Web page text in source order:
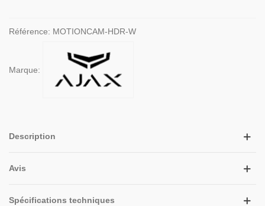
Référence: MOTIONCAM-HDR-W
Marque:
Description
Avis
Spécifications techniques